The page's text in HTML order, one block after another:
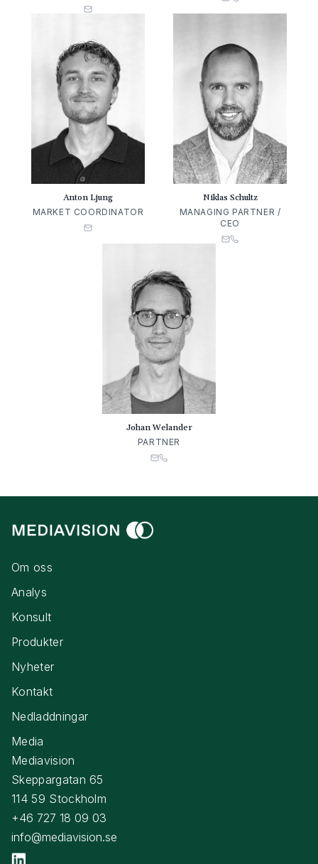
Anton Ljung
MARKET COORDINATOR
Niklas Schultz
MANAGING PARTNER /
CEO
Johan Welander
PARTNER
Om oss
Analys
Konsult
Produkter
Nyheter
Kontakt
Nedladdningar
Media
Mediavision
Skeppargatan 65
114 59 Stockholm
+46 727 18 09 03
info@mediavision.se